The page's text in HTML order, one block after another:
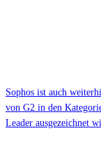
Sophos ist auch
von G2 in den
Leader ausgezeichnet